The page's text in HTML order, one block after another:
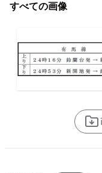
すべての画像